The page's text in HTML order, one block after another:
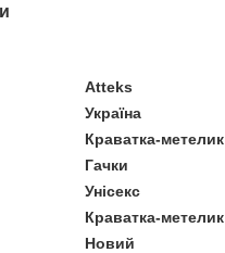
Atteks
Україна
Краватка-метелик
Гачки
Унісекс
Краватка-метелик
Новий